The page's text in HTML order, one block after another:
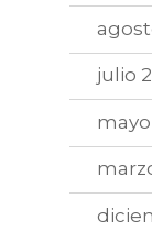
julio